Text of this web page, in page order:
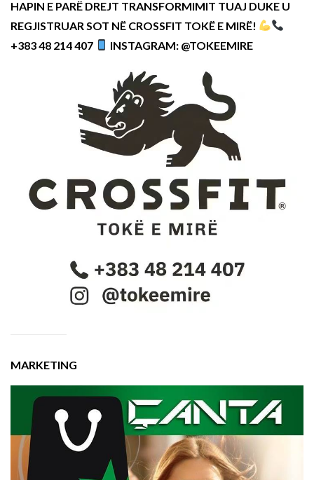
HAPIN E PARË DREJT TRANSFORMIMIT TUAJ DUKE U
REGJISTRUAR SOT NË CROSSFIT TOKË E MIRË!
+383 48 214 407
INSTAGRAM: @TOKEEMIRE
MARKETING